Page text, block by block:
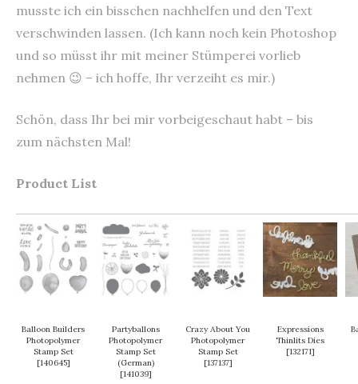
musste ich ein bisschen nachhelfen und den Text
verschwinden lassen. (Ich kann noch kein Photoshop
und so müsst ihr mit meiner Stümperei vorlieb
nehmen 😉 – ich hoffe, Ihr verzeiht es mir.)
Schön, dass Ihr bei mir vorbeigeschaut habt – bis
zum nächsten Mal!
Product List
Balloon Builders
Photopolymer
Stamp Set
[140645]
Partyballons
Photopolymer
Stamp Set
(German)
[141039]
Crazy About You
Photopolymer
Stamp Set
[137137]
Expressions
Thinlits Dies
[132171]